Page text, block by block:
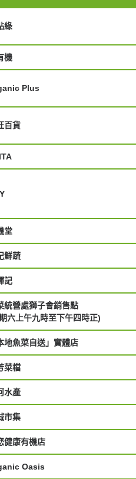
綠
機
Plus
百貨
堂
鮮蔬
記
統營處獅子會銷售點
六上午九時至下午四時正)
地魚菜自送」實體店
菜檔
水產
市集
健康有機店
Oasis